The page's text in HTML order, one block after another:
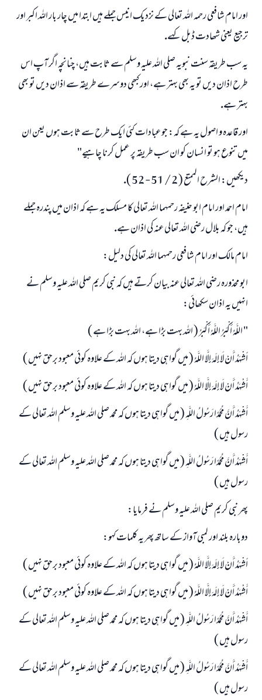
اور امام شافعى رحمہ اللہ تعالى كے نزديك انيس جملے ہيں ابتدا ميں چار بار اللہ اكبر اور
ترجيع يعنى شھادت ڈبل كہے.
يہ سب طريقہ سنت نبويہ صلى اللہ عليہ وسلم سے ثابت ہيں، چنانچہ اگر آپ اس
طرح اذان ديں تو يہ بھى بہتر ہے، اور كبھى دوسرے طريقہ سے اذان ديں تو بھى
بہتر ہے.
اور قاعدہ و اصول يہ ہے كہ: جو عبادات كئى ايك طرح سے ثابت ہوں يعن ان
ميں تنوع ہو تو انسان كو ان سب طريقہ پر عمل كرنا چاہيے"
ديكھيں: الشرح الممتع ( 2 / 51 - 52 ).
امام احمد اور امام ابو حنيفہ رحمہما اللہ تعالى كا مسلك يہ ہے كہ اذان ميں پندرہ جملے
ہيں، جو كہ بلال رضى اللہ تعالى عنہ كى اذان ہے.
امام مالك اور امام شافعى رحمہما اللہ تعالى كى دليل:
ابو محذورہ رضى اللہ تعالى عنہ بيان كرتے ہيں كہ نبى كريم صلى اللہ عليہ وسلم نے
انہيں يہ اذان سكھائى:
" اللَّهُ أَكْبَرُ اللَّهُ أَكْبَرُ ( اللہ بہت بڑا ہے، اللہ بہت بڑا ہے )
َأشْهَدُ أَنْ لَا إِلَهَ إِلَّا اللَّهُ ( ميں گواہى ديتا ہوں كہ اللہ كے علاوہ كوئى معبود برحق نہيں )
أَشْهَدُ أَنْ لَا إِلَهَ إِلَّا اللَّهُ ( ميں گواہى ديتا ہوں كہ اللہ كے علاوہ كوئى معبود برحق نہيں )
أَشْهَدُ أَنَّ مُحَمَّدًا رَسُولُ اللَّهِ ( ميں گواہى ديتا ہوں كہ محمد صلى اللہ عليہ وسلم اللہ تعالى كے
رسول ہيں )
أَشْهَدُ أَنَّ مُحَمَّدًا رَسُولُ اللَّهِ ( ميں گواہى ديتا ہوں كہ محمد صلى اللہ عليہ وسلم اللہ تعالى كے
رسول ہيں )
پھر نبى كريم صلى اللہ عليہ وسلم نے فرمايا:
دوبارہ بلند اور لمبى آواز كے ساتھ پھر يہ كلمات كہو:
َأشْهَدُ أَنْ لَا إِلَهَ إِلَّا اللَّهُ ( ميں گواہى ديتا ہوں كہ اللہ كے علاوہ كوئى معبود برحق نہيں )
أَشْهَدُ أَنْ لَا إِلَهَ إِلَّا اللَّهُ ( ميں گواہى ديتا ہوں كہ اللہ كے علاوہ كوئى معبود برحق نہيں )
أَشْهَدُ أَنَّ مُحَمَّدًا رَسُولُ اللَّهِ ( ميں گواہى ديتا ہوں كہ محمد صلى اللہ عليہ وسلم اللہ تعالى كے
رسول ہيں )
أَشْهَدُ أَنَّ مُحَمَّدًا رَسُولُ اللَّهِ ( ميں گواہى ديتا ہوں كہ محمد صلى اللہ عليہ وسلم اللہ تعالى كے
رسول ہيں )